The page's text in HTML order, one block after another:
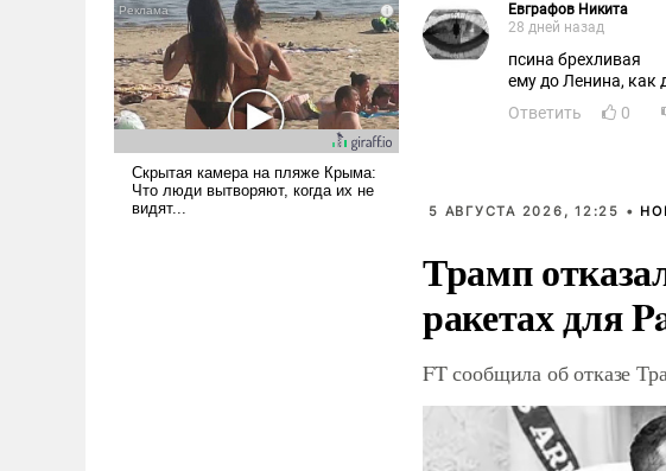
Евграфов Никита
28 дней назад
псина брехливая
ему до Ленина, как
Ответить
0
5 АВГУСТА 2026, 12:25 •
Трамп
ракетах для
FT сообщила об отказе